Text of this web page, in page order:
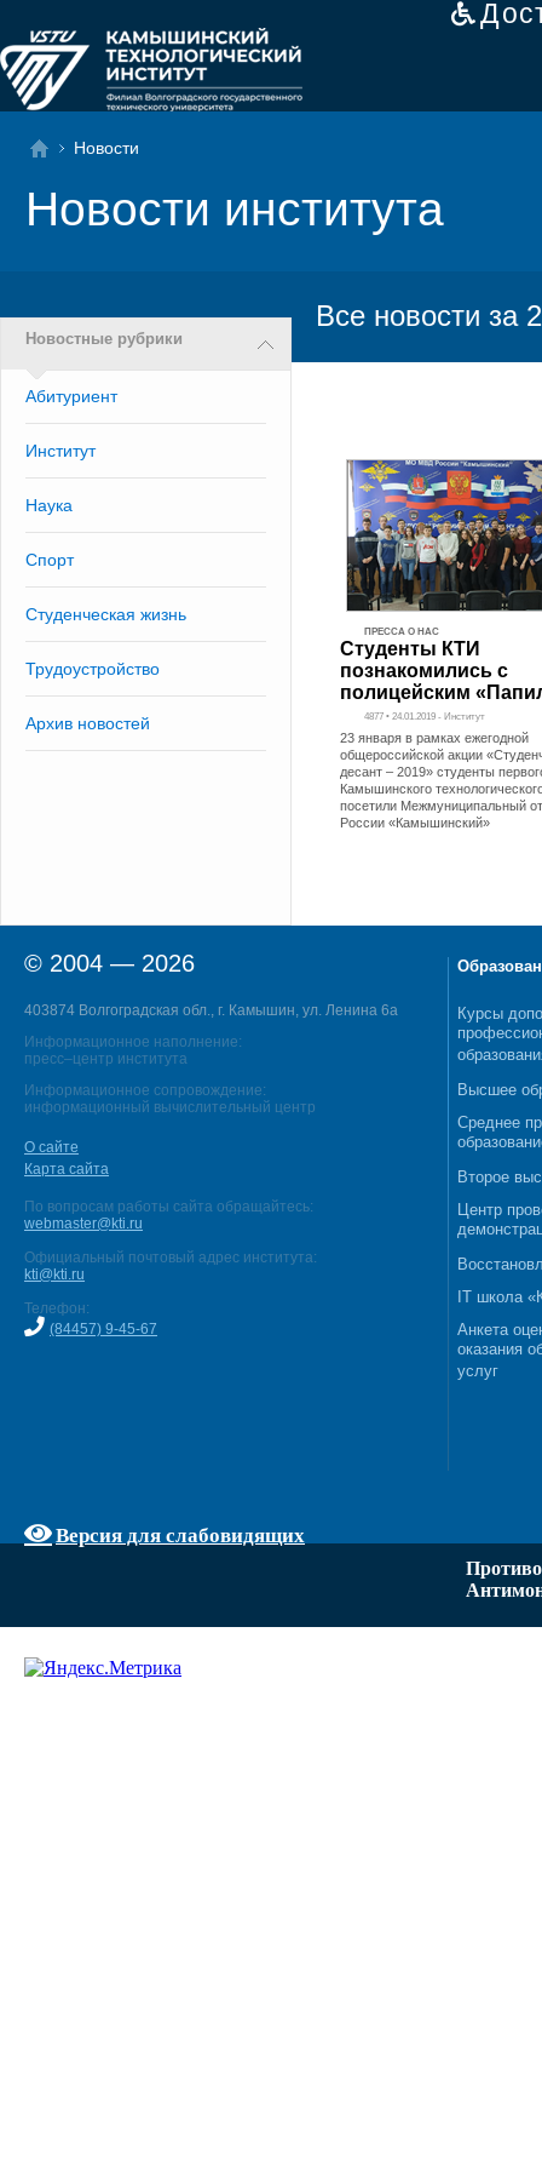
Новости
Новости института
Новостные рубрики
Абитуриент
Институт
Наука
Спорт
Студенческая жизнь
Трудоустройство
Архив новостей
Все новости за
ПРЕССА О НАС
Студенты КТИ
познакомились с
полицейским
4877 • 24.01.2019 - Институт
23 января в рамках ежегодной
общероссийской акции
десант – 2019» студенты
Камышинского
посетили Межмуниципальный
России «Камышинский»
© 2004 — 2026
403874 Волгоградская обл., г. Камышин, ул. Ленина 6а
Информационное наполнение:
пресс–центр института
Информационное сопровождение:
информационный вычислительный центр
О сайте
Карта сайта
По вопросам работы сайта обращайтесь:
webmaster@kti.ru
Официальный почтовый адрес института:
kti@kti.ru
Телефон:
(84457) 9-45-67
Версия для слабовидящих
Курсы
Высшее
Среднее
Второе
Центр
IT школа
Анкета
оказания
услуг